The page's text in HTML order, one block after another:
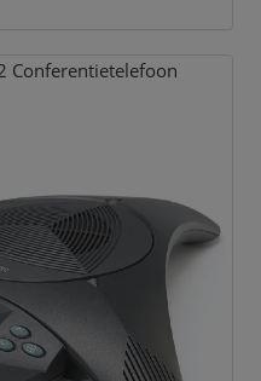
Conferentietelefoon